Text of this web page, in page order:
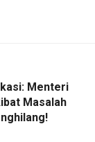
Menteri
Masalah